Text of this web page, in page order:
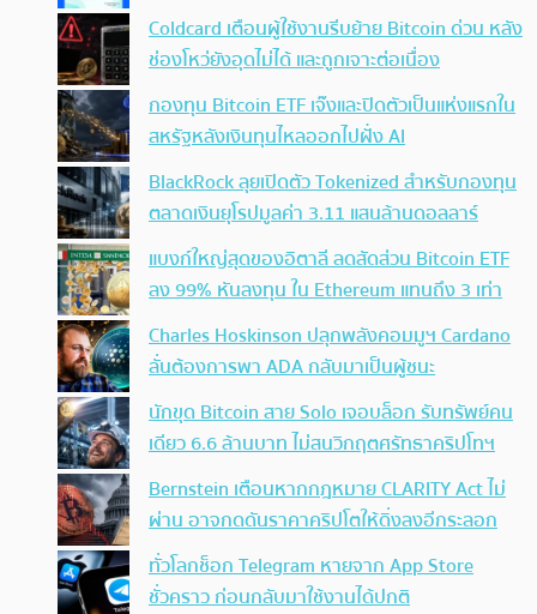
Coldcard เตือนผู้ใช้งานรีบย้าย Bitcoin ด่วน หลัง
ช่องโหว่ยังอุดไม่ได้ และถูกเจาะต่อเนื่อง
กองทุน Bitcoin ETF เจ๊งและปิดตัวเป็นแห่งแรกใน
สหรัฐหลังเงินทุนไหลออกไปฝั่ง AI
BlackRock ลุยเปิดตัว Tokenized สำหรับกองทุน
ตลาดเงินยุโรปมูลค่า 3.11 แสนล้านดอลลาร์
แบงก์ใหญ่สุดของอิตาลี ลดสัดส่วน Bitcoin ETF
ลง 99% หันลงทุน ใน Ethereum แทนถึง 3 เท่า
Charles Hoskinson ปลุกพลังคอมมูฯ Cardano
ลั่นต้องการพา ADA กลับมาเป็นผู้ชนะ
นักขุด Bitcoin สาย Solo เจอบล็อก รับทรัพย์คน
เดียว 6.6 ล้านบาท ไม่สนวิกฤตศรัทธาคริปโทฯ
Bernstein เตือนหากกฎหมาย CLARITY Act ไม่
ผ่าน อาจกดดันราคาคริปโตให้ดิ่งลงอีกระลอก
ทั่วโลกช็อก Telegram หายจาก App Store
ชั่วคราว ก่อนกลับมาใช้งานได้ปกติ